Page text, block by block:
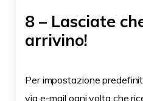
8 – Lasciate
arrivino!
Per impostazione
via e-mail ogni volta che